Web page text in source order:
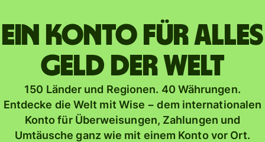
Ein Konto für alles
Geld der Welt
150 Länder und Regionen. 40 Währungen.
Entdecke die Welt mit Wise − dem internationalen
Konto für Überweisungen, Zahlungen und
Umtäusche ganz wie mit einem Konto vor Ort.